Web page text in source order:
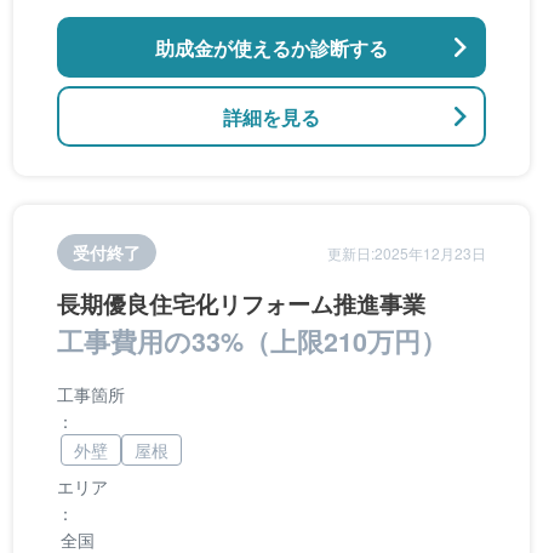
のバリアフリー改修
詳細を見る
助成金が使えるか診断する
受付終了 更新日:2025年12月23日
長期優良住宅化リフォーム推進事業
工事費用の33%（上限210万円）
エリア
：
全国
工事箇所
：
外壁
屋根